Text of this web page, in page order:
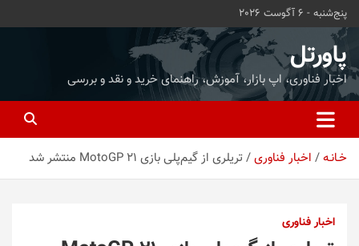
محتوا
بروید
پنج‌شنبه - 6 آگوست 2026
پاورتل
اخبار فناوری، اپ بازار، آموزش، راهنمای خرید و نقد و بررسی
خـانـه اخبار فناوری تریلری از گیم‌پلی بازی MotoGP 21 منتشر شد
اخبار فناوری